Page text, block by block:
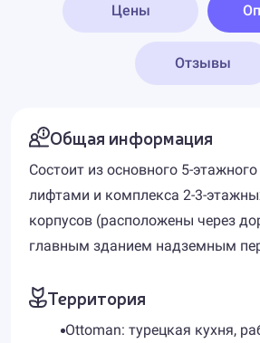
Цены
Отзывы
Общая информация
Состоит из основного 5-
лифтами и комплекса 2-3-
корпусов (расположены через
главным зданием надземным
Территория
Ottoman: турецкая кухня,